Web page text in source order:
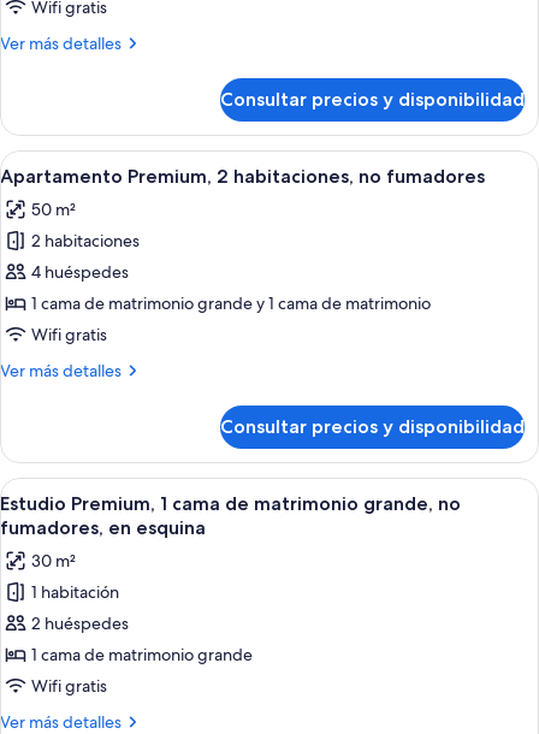
fumadores,
cocina
1
matrimonio
con
sofá
cama,
no
fumadores,
cocina
Wifi gratis
Ver más detalles
Más
estudio
Premium,
1
cama
de
matrimonio
con
sofá
cama,
no
fumadores,
cocina
Consultar precios y disponibilidad
Abrir
todas
las
fotos
de
Apartamento
Premium,
habitaciones,
Un dormitorio de hotel moderno
5
Apartamento Premium, 2 habitaciones, no fumadores
50 m²
2 habitaciones
4 huéspedes
1 cama de matrimonio grande y 1 cama de matrimonio
Wifi gratis
Ver más detalles
Más
Premium,
habitaciones,
no
Consultar precios y disponibilidad
Abrir
todas
las
fotos
de
Estudio
Premium,
1
cama
Un dormitorio de hotel moderno
4
Estudio Premium, 1 cama de matrimonio grande, no
fumadores, en esquina
30 m²
1 habitación
2 huéspedes
1 cama de matrimonio grande
Wifi gratis
Ver más detalles
Más